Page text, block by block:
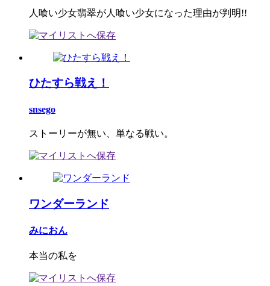
人喰い少女翡翠が人喰い少女になった理由が判明!!
ひたすら戦え！
snsego
ストーリーが無い、単なる戦い。
ワンダーランド
みにおん
本当の私を